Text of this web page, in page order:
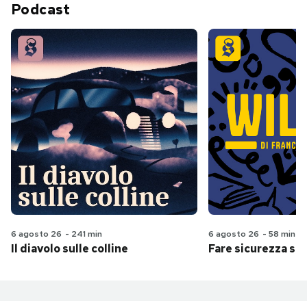
Podcast
6 agosto 26 - 241 min
Il diavolo sulle colline
6 agosto 26 - 58 min
Fare sicurezza